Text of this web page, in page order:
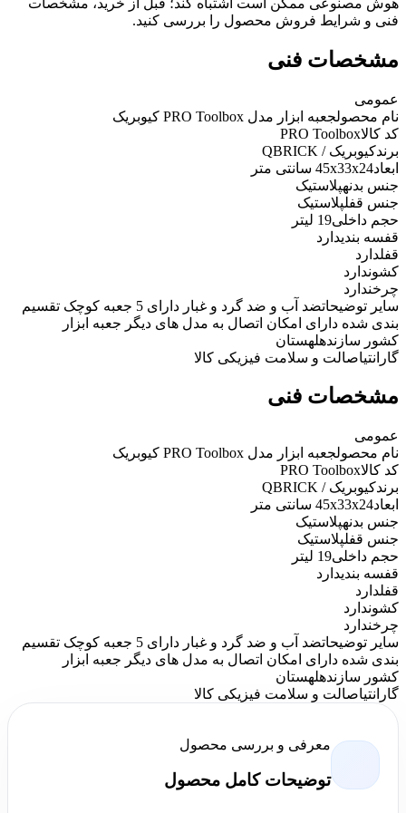
فنی و شرایط فروش محصول را بررسی کنید.
مشخصات فنی
عمومی
نام محصولجعبه ابزار مدل PRO Toolbox کیوبریک
کد کالاPRO Toolbox
برندکیوبریک / QBRICK
ابعاد45x33x24 سانتی متر
جنس بدنهپلاستیک
جنس قفلپلاستیک
حجم داخلی19 لیتر
قفسه بندیدارد
قفلدارد
کشوندارد
چرخندارد
سایر توضیحات
ضد آب و ضد گرد و غبار دارای 5 جعبه کوچک تقسیم
بندی شده دارای امکان اتصال به مدل های دیگر جعبه ابزار
کشور سازندهلهستان
گارانتیاصالت و سلامت فیزیکی کالا
مشخصات فنی
عمومی
نام محصولجعبه ابزار مدل PRO Toolbox کیوبریک
کد کالاPRO Toolbox
برندکیوبریک / QBRICK
ابعاد45x33x24 سانتی متر
جنس بدنهپلاستیک
جنس قفلپلاستیک
حجم داخلی19 لیتر
قفسه بندیدارد
قفلدارد
کشوندارد
چرخندارد
سایر توضیحات
ضد آب و ضد گرد و غبار دارای 5 جعبه کوچک تقسیم
بندی شده دارای امکان اتصال به مدل های دیگر جعبه ابزار
کشور سازندهلهستان
گارانتیاصالت و سلامت فیزیکی کالا
معرفی و بررسی محصول
توضیحات کامل محصول